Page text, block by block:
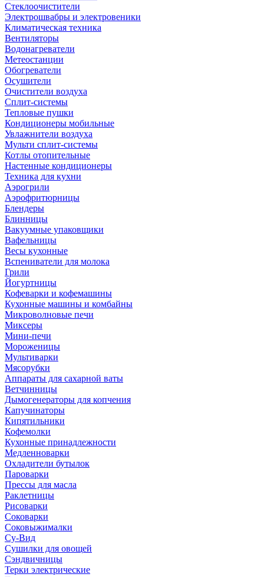
Стеклоочистители
Электрошвабры и электровеники
Климатическая техника
Вентиляторы
Водонагреватели
Метеостанции
Обогреватели
Осушители
Очистители воздуха
Сплит-системы
Тепловые пушки
Кондиционеры мобильные
Увлажнители воздуха
Мульти сплит-системы
Котлы отопительные
Настенные кондиционеры
Техника для кухни
Аэрогрили
Аэрофритюрницы
Блендеры
Блинницы
Вакуумные упаковщики
Вафельницы
Весы кухонные
Вспениватели для молока
Грили
Йогуртницы
Кофеварки и кофемашины
Кухонные машины и комбайны
Микроволновые печи
Миксеры
Мини-печи
Мороженицы
Мультиварки
Мясорубки
Аппараты для сахарной ваты
Ветчинницы
Дымогенераторы для копчения
Капучинаторы
Кипятильники
Кофемолки
Кухонные принадлежности
Медленноварки
Охладители бутылок
Пароварки
Прессы для масла
Раклетницы
Рисоварки
Соковарки
Соковыжималки
Су-Вид
Сушилки для овощей
Сэндвичницы
Терки электрические